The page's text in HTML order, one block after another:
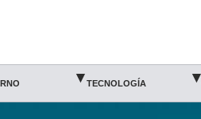
▾ TECNOLOGÍA ▾